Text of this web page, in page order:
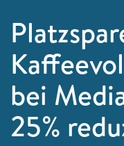
bei
25%